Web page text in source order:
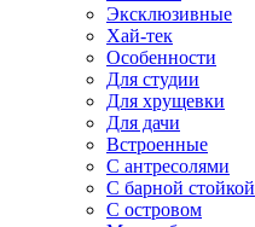
Эксклюзивные
Хай-тек
Особенности
Для студии
Для хрущевки
Для дачи
Встроенные
С антресолями
С барной стойкой
С островом